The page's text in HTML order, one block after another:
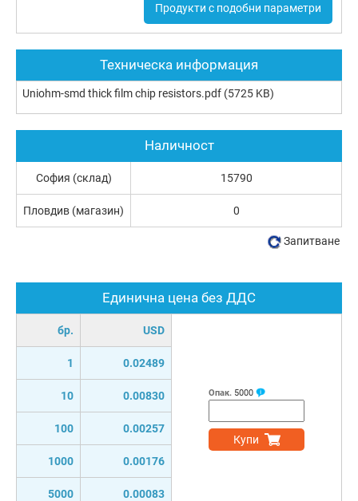
Продукти с подобни параметри
Техническа информация
Uniohm-smd thick film chip resistors.pdf (5725 KB)
Единична цена без ДДС
бр. USD
1 0.02489
10 0.00830
100 0.00257
1000 0.00176
5000 0.00083
Опак. 5000
Купи
Наличност
София (склад) 15790
Пловдив (магазин) 0
Запитване